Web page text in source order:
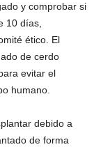
y comprobar si
10 días,
ético. El
de cerdo
evitar el
humano.
debido a
de forma